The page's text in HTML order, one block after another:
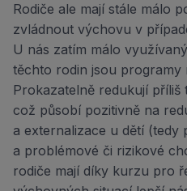
Rodiče ale mají stále málo
zvládnout výchovu v
U nás zatím málo
těchto rodin jsou
Prokazatelně redukují
což působí pozitivně na
a externalizace u dětí (tedy
a problémové či rizikové
rodiče mají díky kurzu pro